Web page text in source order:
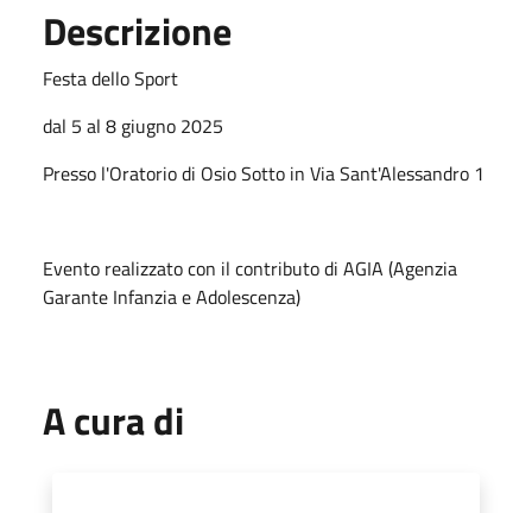
Descrizione
Festa dello Sport
dal 5 al 8 giugno 2025
Presso l'Oratorio di Osio Sotto in Via Sant'Alessandro 1
Evento realizzato con il contributo di AGIA (Agenzia
Garante Infanzia e Adolescenza)
A cura di